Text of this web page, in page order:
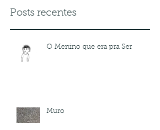
Posts recentes
O Menino que era pra Ser
Muro